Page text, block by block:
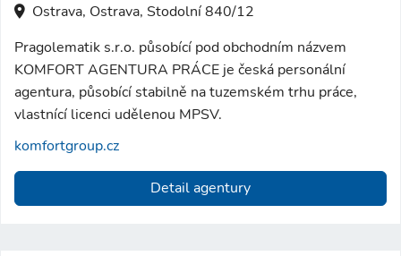
Ostrava, Ostrava, Stodolní 840/12
Pragolematik s.r.o. působící pod obchodním názvem
KOMFORT AGENTURA PRÁCE je česká personální
agentura, působící stabilně na tuzemském trhu práce,
vlastnící licenci udělenou MPSV.
komfortgroup.cz
Detail agentury